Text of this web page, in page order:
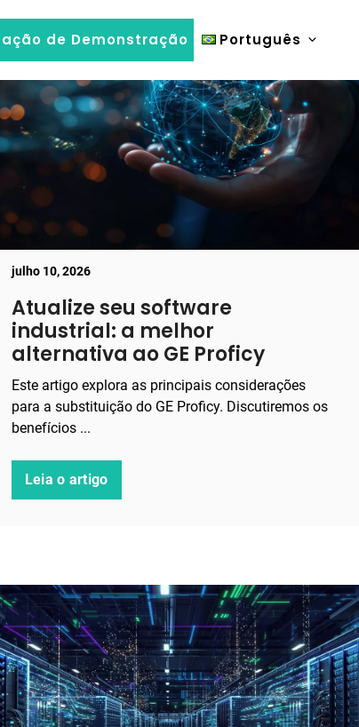
de Demonstração Português
julho 10, 2026
Atualize seu software
industrial: a melhor
alternativa ao GE Proficy
Este artigo explora as principais considerações
para a substituição do GE Proficy. Discutiremos os
benefícios ...
Leia o artigo